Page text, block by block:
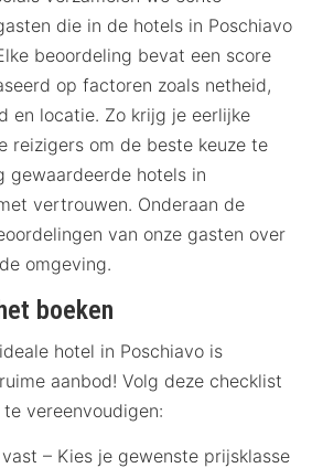
die in de hotels in Poschiavo
beoordeling bevat een score
op factoren zoals netheid,
en locatie. Zo krijg je eerlijke
reizigers om de beste keuze te
gewaardeerde hotels in
vertrouwen. Onderaan de
van onze gasten over
omgeving.
boeken
hotel in Poschiavo is
aanbod! Volg deze checklist
vereenvoudigen:
– Kies je gewenste prijsklasse